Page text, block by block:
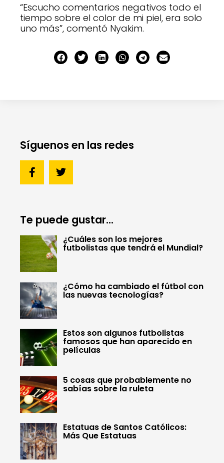
“Escucho comentarios negativos todo el
tiempo sobre el color de mi piel, era solo
uno más”, comentó Nyakim.
Síguenos en las redes
Te puede gustar...
¿Cuáles son los mejores
futbolistas que tendrá el Mundial?
¿Cómo ha cambiado el fútbol con
las nuevas tecnologías?
Estos son algunos futbolistas
famosos que han aparecido en
películas
5 cosas que probablemente no
sabías sobre la ruleta
Estatuas de Santos Católicos:
Más Que Estatuas